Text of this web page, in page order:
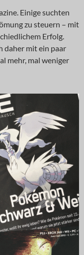
Einige suchten
zu steuern – mit
Erfolg.
daher mit ein paar
mehr, mal weniger